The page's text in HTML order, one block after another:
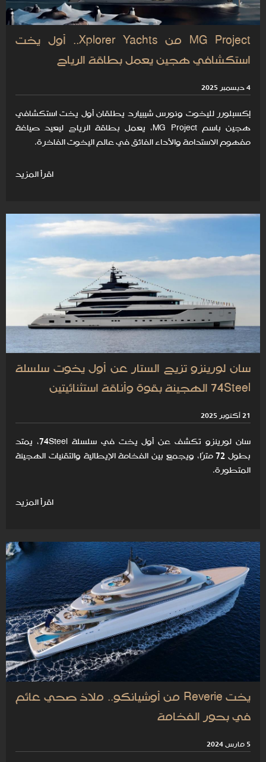
MG Project من Xplorer Yachts.. أول يخت
استكشافي هجين يعمل بطاقة الرياح
4 ديسمبر 2025
إكسبلورر لليخوت ونورس شيبيارد يطلقان أول يخت استكشافي
هجين باسم MG Project، يعمل بطاقة الرياح ليعيد صياغة
مفهوم الاستدامة والأداء الفائق في عالم اليخوت الفاخرة.
اقرأ المزيد
سان لورينزو تزيح الستار عن أول يخوت سلسلة
74Steel الهجينة بقوة وأناقة استثنائيتين
21 أكتوبر 2025
سان لورينزو تكشف عن أول يخت في سلسلة 74Steel، يمتد
بطول 72 مترًا، ويجمع بين الفخامة الإيطالية والتقنيات الهجينة
المتطورة.
اقرأ المزيد
يخت Reverie من أوشيانكو.. ملاذ صحي عائم
في بحور الفخامة
5 مارس 2024